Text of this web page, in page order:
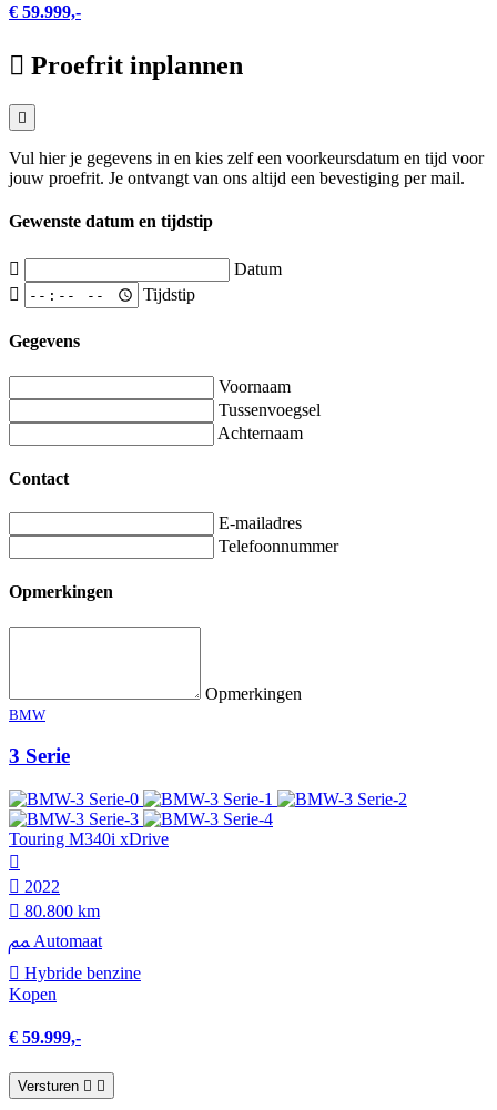
€ 59.999,-
Proefrit inplannen
Vul hier je gegevens in en kies zelf een voorkeursdatum en tijd voor
jouw proefrit. Je ontvangt van ons altijd een bevestiging per mail.
Gewenste datum en tijdstip
Datum
Tijdstip
Gegevens
Voornaam
Tussenvoegsel
Achternaam
Contact
E-mailadres
Telefoonnummer
Opmerkingen
Opmerkingen
BMW
3 Serie
Touring M340i xDrive
2022
80.800 km
Automaat
Hybride benzine
Kopen
€ 59.999,-
Versturen